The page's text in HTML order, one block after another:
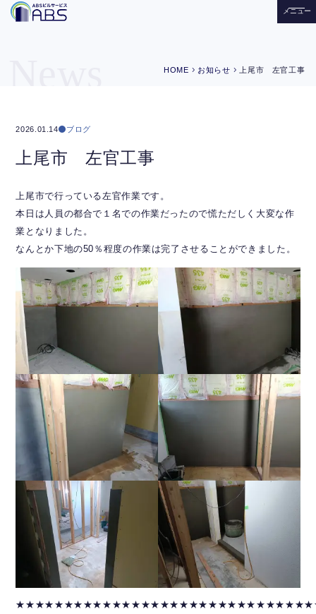
メニュー
HOME chevron_right お知らせ chevron_right 上尾市 左官工事
2026.01.14 ブログ
上尾市 左官工事
上尾市で行っている左官作業です。
本日は人員の都合で１名での作業だったので慌ただしく大変な作
業となりました。
なんとか下地の50％程度の作業は完了させることができました。